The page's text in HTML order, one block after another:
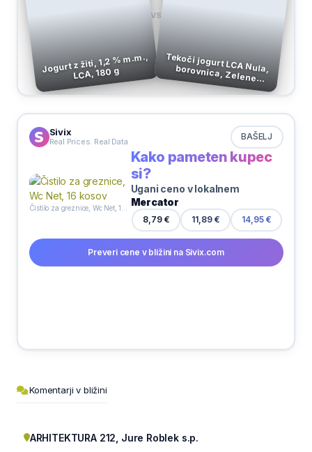
Jogurt z žiti, 1,2 % m.m.,
LCA, 180 g
VS
Tekoči jogurt LCA Nula, borovnica, Zelene
Doline, 500 g
Sivix
Real Prices. Real Data BAŠELJ
Kako pameten kupec
si?
Ugani ceno v lokalnem
Mercator
8,79 € 11,89 € 14,95 €
Preveri cene v bližini na Sivix.com
Komentarji v bližini
ARHITEKTURA 212, Jure Roblek s.p.